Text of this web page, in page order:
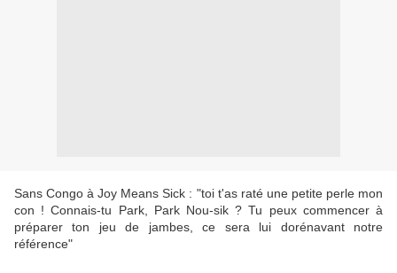
Sans Congo à Joy Means Sick : "toi t'as raté une petite perle mon
con ! Connais-tu Park, Park Nou-sik ? Tu peux commencer à
préparer ton jeu de jambes, ce sera lui dorénavant notre
référence"